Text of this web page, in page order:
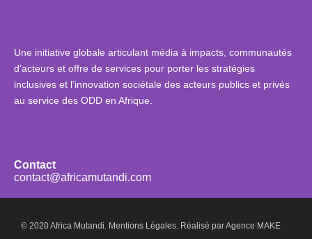
Une initiative globale articulant média à impacts, communautés
d’acteurs et offre de services pour porter les stratégies
inclusives et l’innovation sociétale des acteurs publics et privés
au service des ODD en Afrique.
Contact
contact@africamutandi.com
© 2020 Africa Mutandi. Mentions Légales. Réalisé parAgence MAKE